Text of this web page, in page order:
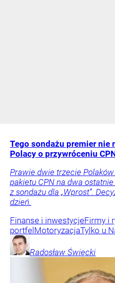
Tego sondażu premier nie
Polacy o przywróceniu
Prawie dwie trzecie
pakietu CPN na dwa
z sondażu dla „Wprost”.
dzień.
Finanse i inwestycjeFirmy i
portfelMotoryzacjaTylko u
Radosław Święcki